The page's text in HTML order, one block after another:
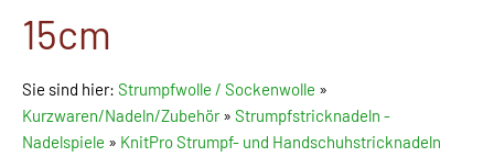
15cm
Sie sind hier: Strumpfwolle / Sockenwolle »
Kurzwaren/Nadeln/Zubehör» Strumpfstricknadeln -
Nadelspiele » KnitPro Strumpf- und Handschuhstricknadeln